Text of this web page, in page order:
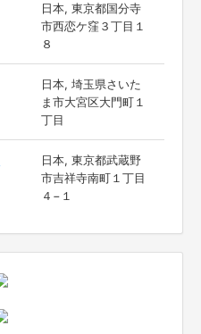
日本, 東京都国分寺
市西恋ケ窪３丁目１
８
日本, 埼玉県さいた
ま市大宮区大門町１
丁目
日本, 東京都武蔵野
市吉祥寺南町１丁目
４−１